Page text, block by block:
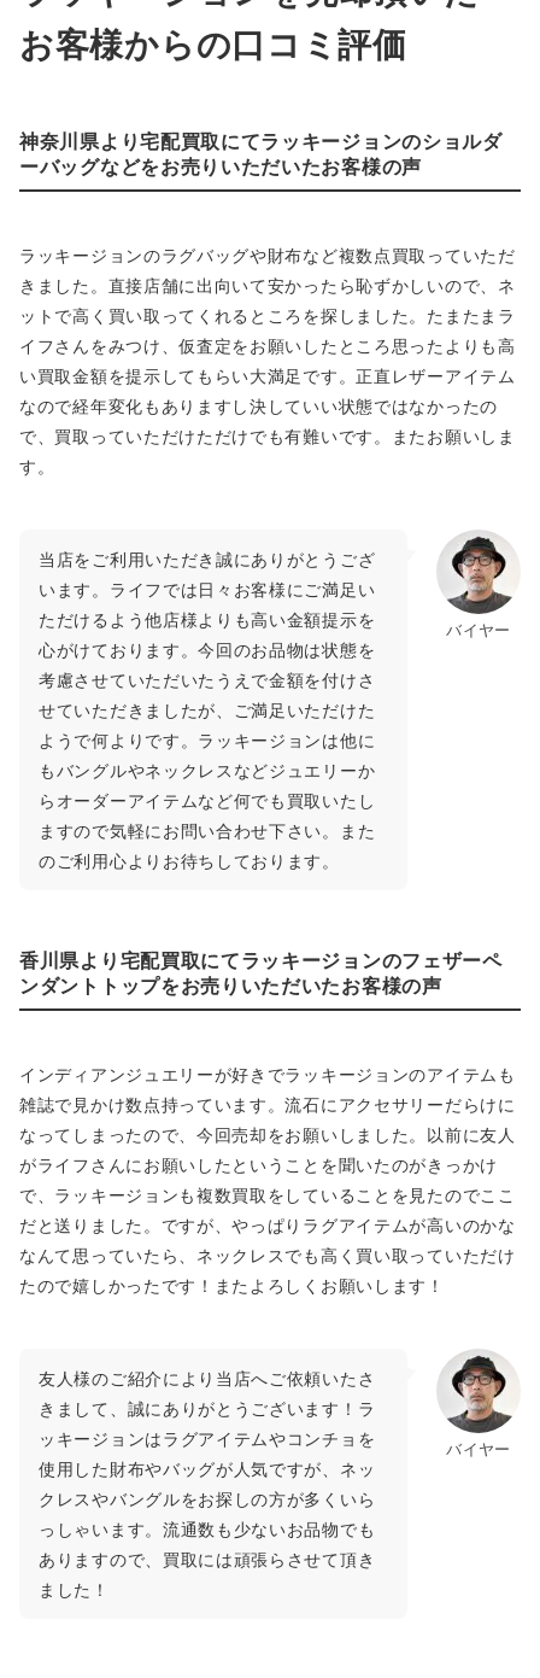
お客様からの口コミ評価
神奈川県より宅配買取にてラッキージョンのショルダ
ーバッグなどをお売りいただいたお客様の声
ラッキージョンのラグバッグや財布など複数点買取っていただ
きました。直接店舗に出向いて安かったら恥ずかしいので、ネ
ットで高く買い取ってくれるところを探しました。たまたまラ
イフさんをみつけ、仮査定をお願いしたところ思ったよりも高
い買取金額を提示してもらい大満足です。正直レザーアイテム
なので経年変化もありますし決していい状態ではなかったの
で、買取っていただけただけでも有難いです。またお願いしま
す。
バイヤー
当店をご利用いただき誠にありがとうござ
います。ライフでは日々お客様にご満足い
ただけるよう他店様よりも高い金額提示を
心がけております。今回のお品物は状態を
考慮させていただいたうえで金額を付けさ
せていただきましたが、ご満足いただけた
ようで何よりです。ラッキージョンは他に
もバングルやネックレスなどジュエリーか
らオーダーアイテムなど何でも買取いたし
ますので気軽にお問い合わせ下さい。また
のご利用心よりお待ちしております。
香川県より宅配買取にてラッキージョンのフェザーペ
ンダントトップをお売りいただいたお客様の声
インディアンジュエリーが好きでラッキージョンのアイテムも
雑誌で見かけ数点持っています。流石にアクセサリーだらけに
なってしまったので、今回売却をお願いしました。以前に友人
がライフさんにお願いしたということを聞いたのがきっかけ
で、ラッキージョンも複数買取をしていることを見たのでここ
だと送りました。ですが、やっぱりラグアイテムが高いのかな
なんて思っていたら、ネックレスでも高く買い取っていただけ
たので嬉しかったです！またよろしくお願いします！
バイヤー
友人様のご紹介により当店へご依頼いたさ
きまして、誠にありがとうございます！ラ
ッキージョンはラグアイテムやコンチョを
使用した財布やバッグが人気ですが、ネッ
クレスやバングルをお探しの方が多くいら
っしゃいます。流通数も少ないお品物でも
ありますので、買取には頑張らさせて頂き
ました！